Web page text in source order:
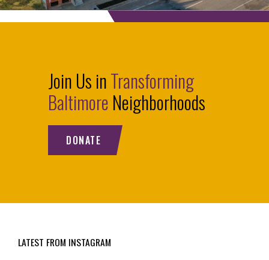
Join Us inTransforming
Baltimore Neighborhoods
DONATE
LATEST FROM INSTAGRAM